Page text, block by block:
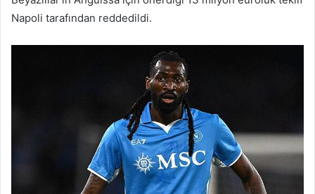
Napoli tarafından reddedildi.